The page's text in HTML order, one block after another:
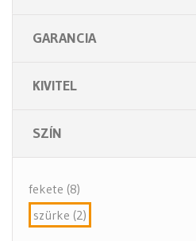
GARANCIA
KIVITEL
SZÍN
fekete (8)
szürke (2)